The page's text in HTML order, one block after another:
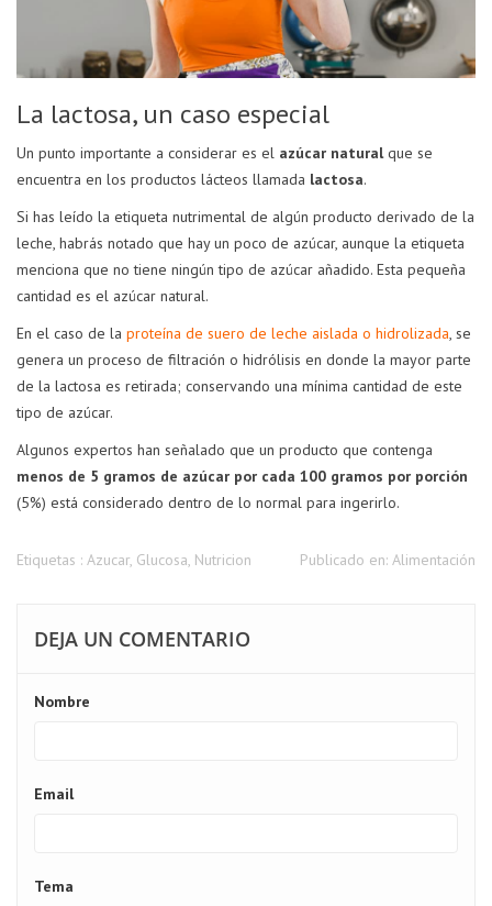
La lactosa, un caso especial
Un punto importante a considerar es el azúcar naturalque se
encuentra en los productos lácteos llamada lactosa.
Si has leído la etiqueta nutrimental de algún producto derivado de la
leche, habrás notado que hay un poco de azúcar, aunque la etiqueta
menciona que no tiene ningún tipo de azúcar añadido. Esta pequeña
cantidad es el azúcar natural.
En el caso de la proteína de suero de leche aislada o hidrolizada, se
genera un proceso de filtración o hidrólisis en donde la mayor parte
de la lactosa es retirada; conservando una mínima cantidad de este
tipo de azúcar.
Algunos expertos han señalado que un producto que contenga
menos de 5 gramos de azúcar por cada 100 gramos por porción
(5%) está considerado dentro de lo normal para ingerirlo.
Etiquetas : Azucar, Glucosa, Nutricion Publicado en: Alimentación
DEJA UN COMENTARIO
Nombre
Email
Tema